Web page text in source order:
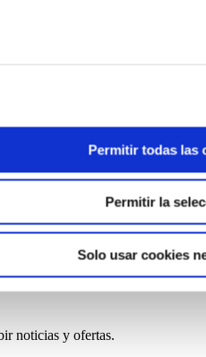
Permitir todas las
Permitir la
Solo usar cookies
COREN
noticias y ofertas.